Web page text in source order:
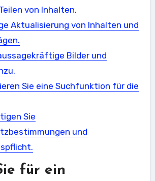
von Inhalten.
Aktualisierung von Inhalten und
Bilder und
Sie eine Suchfunktion für die
Sie
und
für ein